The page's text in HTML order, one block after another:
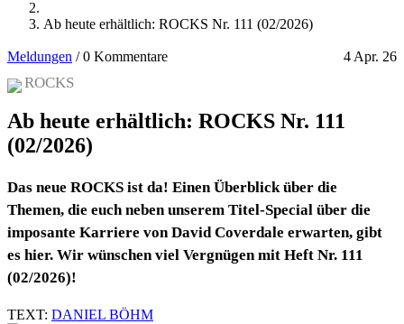
Ab heute erhältlich: ROCKS Nr. 111 (02/2026)
Meldungen 4 Apr. 26
/0 Kommentare
ROCKS
Ab heute erhältlich: ROCKS Nr. 111
(02/2026)
Das neue ROCKS ist da! Einen Überblick über die
Themen, die euch neben unserem Titel-Special über die
imposante Karriere von David Coverdale erwarten, gibt
es hier. Wir wünschen viel Vergnügen mit Heft Nr. 111
(02/2026)!
TEXT: DANIEL BÖHM